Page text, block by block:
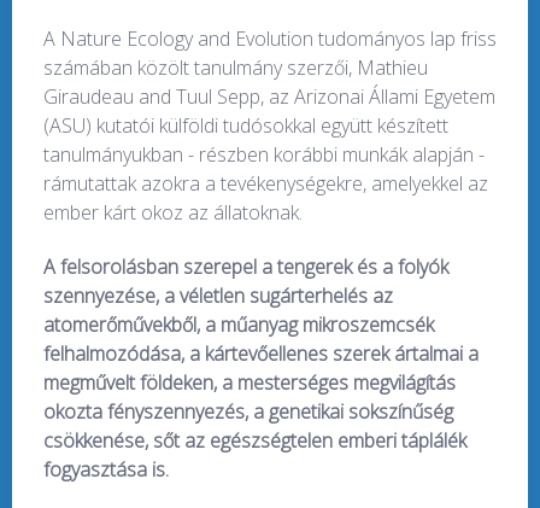
A Nature Ecology and Evolution tudományos lap friss
számában közölt tanulmány szerzői, Mathieu
Giraudeau and Tuul Sepp, az Arizonai Állami Egyetem
(ASU) kutatói külföldi tudósokkal együtt készített
tanulmányukban - részben korábbi munkák alapján -
rámutattak azokra a tevékenységekre, amelyekkel az
ember kárt okoz az állatoknak.
A felsorolásban szerepel a tengerek és a folyók
szennyezése, a véletlen sugárterhelés az
atomerőművekből, a műanyag mikroszemcsék
felhalmozódása, a kártevőellenes szerek ártalmai a
megművelt földeken, a mesterséges megvilágítás
okozta fényszennyezés, a genetikai sokszínűség
csökkenése, sőt az egészségtelen emberi táplálék
fogyasztása is.